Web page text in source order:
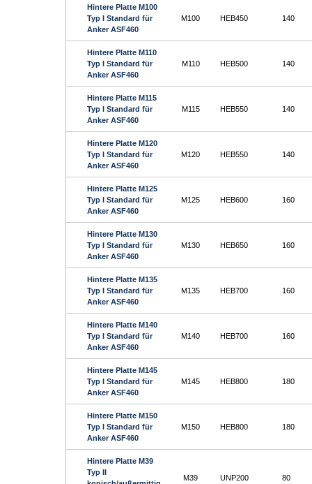
Hintere Platte M100
Typ I Standard für
Anker ASF460
M100 HEB450 140
Hintere Platte M110
Typ I Standard für
Anker ASF460
M110 HEB500 140
Hintere Platte M115
Typ I Standard für
Anker ASF460
M115 HEB550 140
Hintere Platte M120
Typ I Standard für
Anker ASF460
M120 HEB550 140
Hintere Platte M125
Typ I Standard für
Anker ASF460
M125 HEB600 160
Hintere Platte M130
Typ I Standard für
Anker ASF460
M130 HEB650 160
Hintere Platte M135
Typ I Standard für
Anker ASF460
M135 HEB700 160
Hintere Platte M140
Typ I Standard für
Anker ASF460
M140 HEB700 160
Hintere Platte M145
Typ I Standard für
Anker ASF460
M145 HEB800 180
Hintere Platte M150
Typ I Standard für
Anker ASF460
M150 HEB800 180
Hintere Platte M39
Typ II
M39 UNP200 80